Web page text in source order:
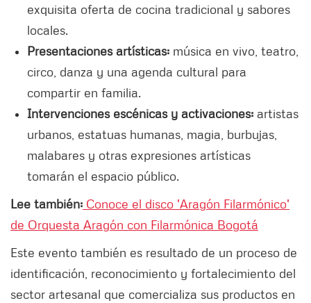
exquisita oferta de cocina tradicional y sabores
locales.
Presentaciones artísticas: música en vivo, teatro,
circo, danza y una agenda cultural para
compartir en familia.
Intervenciones escénicas y activaciones: artistas
urbanos, estatuas humanas, magia, burbujas,
malabares y otras expresiones artísticas
tomarán el espacio público.
Lee también: Conoce el disco 'Aragón Filarmónico'
de Orquesta Aragón con Filarmónica Bogotá
Este evento también es resultado de un proceso de
identificación, reconocimiento y fortalecimiento del
sector artesanal que comercializa sus productos en